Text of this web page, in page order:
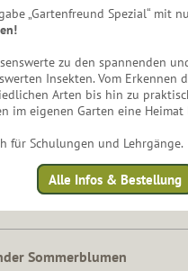
„Gartenfreund Spezial“ mit
zu den spannenden
Insekten. Vom Erkennen
Arten bis hin zu
im eigenen Garten eine
für Schulungen und Lehrgänge.
Alle Infos & Bestellung
Sommerblumen